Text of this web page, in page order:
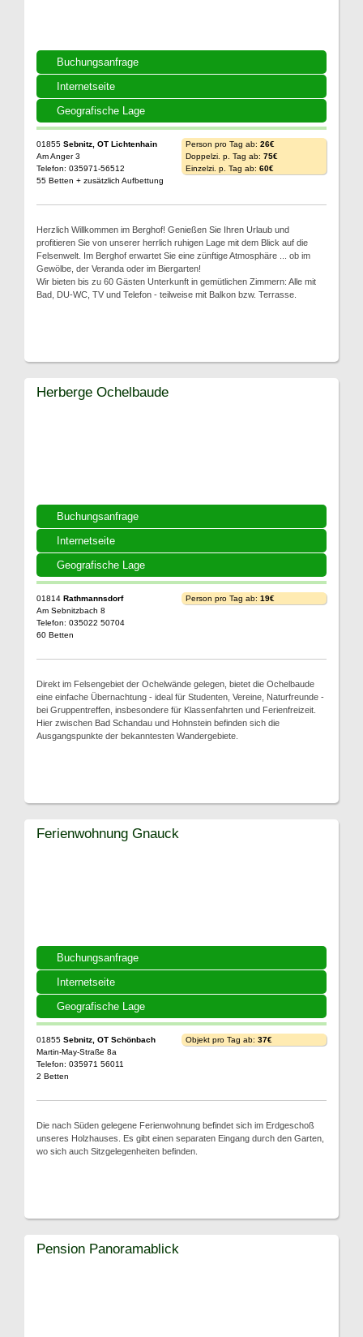
Buchungsanfrage
Internetseite
Geografische Lage
01855 Sebnitz, OT Lichtenhain
Am Anger 3
Telefon: 035971-56512
55 Betten + zusätzlich Aufbettung
Person pro Tag ab: 26€
Doppelzi. p. Tag ab: 75€
Einzelzi. p. Tag ab: 60€
Herzlich Willkommen im Berghof! Genießen Sie Ihren Urlaub und
profitieren Sie von unserer herrlich ruhigen Lage mit dem Blick auf die
Felsenwelt. Im Berghof erwartet Sie eine zünftige Atmosphäre ... ob im
Gewölbe, der Veranda oder im Biergarten!
Wir bieten bis zu 60 Gästen Unterkunft in gemütlichen Zimmern: Alle mit
Bad, DU-WC, TV und Telefon - teilweise mit Balkon bzw. Terrasse.
Buchungsanfrage
Internetseite
Geografische Lage
Herberge Ochelbaude
01814 Rathmannsdorf
Am Sebnitzbach 8
Telefon: 035022 50704
60 Betten
Person pro Tag ab: 19€
Direkt im Felsengebiet der Ochelwände gelegen, bietet die Ochelbaude
eine einfache Übernachtung - ideal für Studenten, Vereine, Naturfreunde -
bei Gruppentreffen, insbesondere für Klassenfahrten und Ferienfreizeit.
Hier zwischen Bad Schandau und Hohnstein befinden sich die
Ausgangspunkte der bekanntesten Wandergebiete.
Buchungsanfrage
Internetseite
Geografische Lage
Ferienwohnung Gnauck
01855 Sebnitz, OT Schönbach
Martin-May-Straße 8a
Telefon: 035971 56011
2 Betten
Objekt pro Tag ab: 37€
Die nach Süden gelegene Ferienwohnung befindet sich im Erdgeschoß
unseres Holzhauses. Es gibt einen separaten Eingang durch den Garten,
wo sich auch Sitzgelegenheiten befinden.
Pension Panoramablick